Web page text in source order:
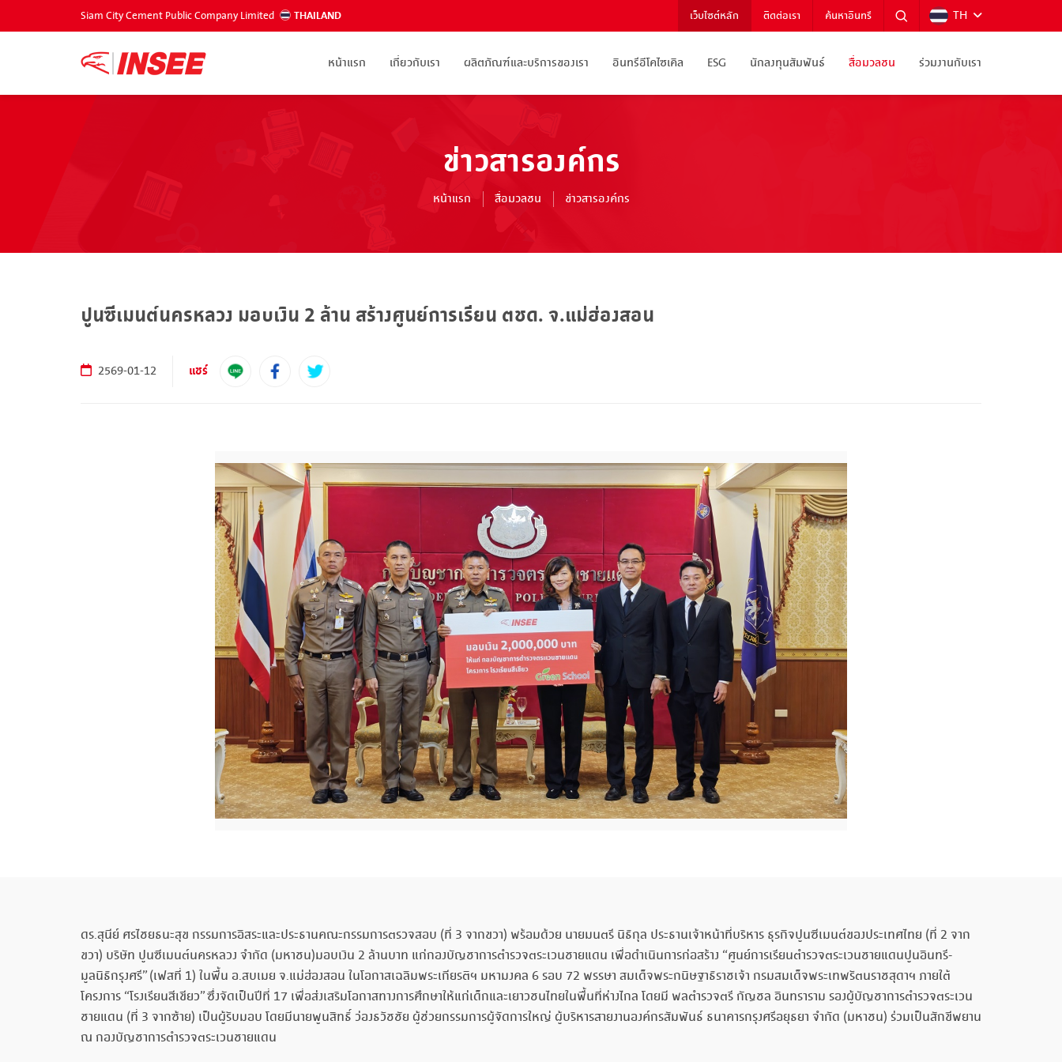
Siam City Cement Public Company Limited THAILAND เว็บไซต์หลัก ติดต่อเรา ค้นหาอินทรี TH
หน้าแรก เกี่ยวกับเรา ผลิตภัณฑ์และบริการของเรา อินทรีอีโคไซเคิล ESG นักลงทุนสัมพันธ์ สื่อมวลชน ร่วมงานกับเรา
ข่าวสารองค์กร
หน้าแรก สื่อมวลชน ข่าวสารองค์กร
ปูนซีเมนต์นครหลวง มอบเงิน 2 ล้าน สร้างศูนย์การเรียน ตชด. จ.แม่ฮ่องสอน
2569-01-12 แชร์
ดร.สุนีย์ ศรไชยธนะสุข กรรมการอิสระและประธานคณะกรรมการตรวจสอบ (ที่ 3 จากขวา) พร้อมด้วย นายมนตรี นิธิกุล ประธานเจ้าหน้าที่บริหาร ธุรกิจปูนซีเมนต์ของประเทศไทย (ที่ 2 จาก
ขวา) บริษัท ปูนซีเมนต์นครหลวง จำกัด (มหาชน)มอบเงิน 2 ล้านบาท แก่กองบัญชาการตำรวจตระเวนชายแดน เพื่อดำเนินการก่อสร้าง “ศูนย์การเรียนตำรวจตระเวนชายแดนปูนอินทรี-
มูลนิธิกรุงศรี” (เฟสที่ 1) ในพื้น อ.สบเมย จ.แม่ฮ่องสอน ในโอกาสเฉลิมพระเกียรติฯ มหามงคล 6 รอบ 72 พรรษา สมเด็จพระกนิษฐาธิราชเจ้า กรมสมเด็จพระเทพรัตนราชสุดาฯ ภายใต้
โครงการ “โรงเรียนสีเขียว” ซึ่งจัดเป็นปีที่ 17 เพื่อส่งเสริมโอกาสทางการศึกษาให้แก่เด็กและเยาวชนไทยในพื้นที่ห่างไกล โดยมี พลตำรวจตรี กัญชล อินทราราม รองผู้บัญชาการตำรวจตระเวน
ชายแดน (ที่ 3 จากซ้าย) เป็นผู้รับมอบ โดยมีนายพูนสิทธิ์ ว่องธวัชชัย ผู้ช่วยกรรมการผู้จัดการใหญ่ ผู้บริหารสายงานองค์กรสัมพันธ์ ธนาคารกรุงศรีอยุธยา จำกัด (มหาชน) ร่วมเป็นสักขีพยาน
ณ กองบัญชาการตำรวจตระเวนชายแดน